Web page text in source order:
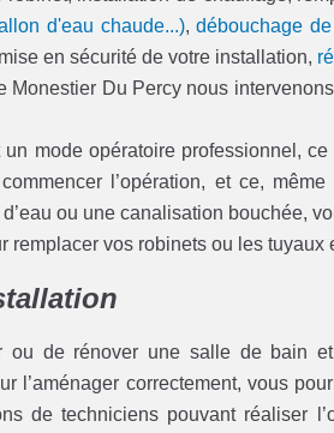
d'eau chaude...),débouchage
en sécurité de votre installation,
Monestier Du Percy nous
mode opératoire professionnel,
l’opération, et ce,
ou une canalisation bouchée,
remplacer vos robinets ou les tuyaux
ou de rénover une salle de bain
l’aménager correctement, vous
de techniciens pouvant réaliser